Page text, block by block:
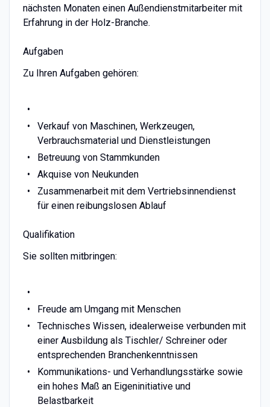
nächsten Monaten einen Außendienstmitarbeiter mit
Erfahrung in der Holz-Branche.
Aufgaben
Zu Ihren Aufgaben gehören:
Verkauf von Maschinen, Werkzeugen,
Verbrauchsmaterial und Dienstleistungen
Betreuung von Stammkunden
Akquise von Neukunden
Zusammenarbeit mit dem Vertriebsinnendienst
für einen reibungslosen Ablauf
Qualifikation
Sie sollten mitbringen:
Freude am Umgang mit Menschen
Technisches Wissen, idealerweise verbunden mit
einer Ausbildung als Tischler/ Schreiner oder
entsprechenden Branchenkenntnissen
Kommunikations- und Verhandlungsstärke sowie
ein hohes Maß an Eigeninitiative und
Belastbarkeit